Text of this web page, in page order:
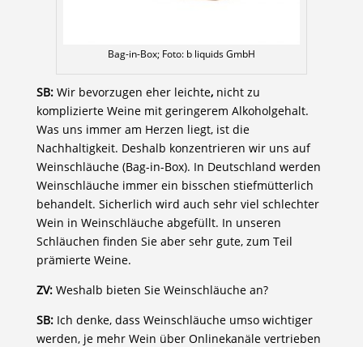
Bag-in-Box; Foto: b liquids GmbH
SB: Wir bevorzugen eher leichte, nicht zu
komplizierte Weine mit geringerem Alkoholgehalt.
Was uns immer am Herzen liegt, ist die
Nachhaltigkeit. Deshalb konzentrieren wir uns auf
Weinschläuche (Bag-in-Box). In Deutschland werden
Weinschläuche immer ein bisschen stiefmütterlich
behandelt. Sicherlich wird auch sehr viel schlechter
Wein in Weinschläuche abgefüllt. In unseren
Schläuchen finden Sie aber sehr gute, zum Teil
prämierte Weine.
ZV: Weshalb bieten Sie Weinschläuche an?
SB:Ich denke, dass Weinschläuche umso wichtiger
werden, je mehr Wein über Onlinekanäle vertrieben